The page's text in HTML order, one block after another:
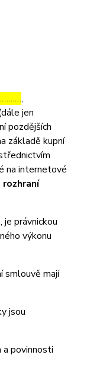
,
jen
pozdějších
základě kupní
na internetové
rozhraní
právnickou
výkonu
smlouvě mají
jsou
povinnosti